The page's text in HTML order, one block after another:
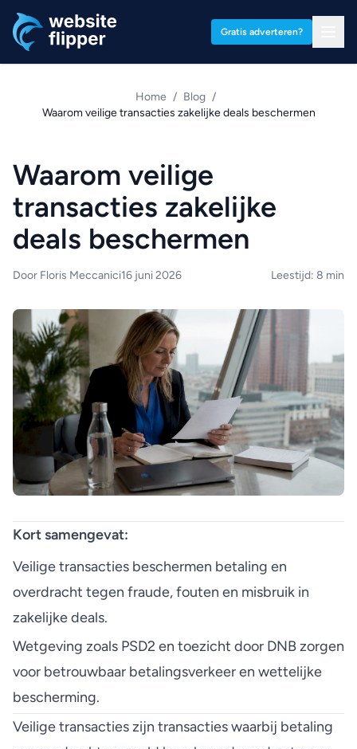
Gratis adverteren?
Home / Blog /
Waarom veilige transacties zakelijke deals beschermen
Waarom veilige
transacties zakelijke
deals beschermen
Door Floris Meccanici16 juni 2026 Leestijd: 8 min
Kort samengevat:
Veilige transacties beschermen betaling en
overdracht tegen fraude, fouten en misbruik in
zakelijke deals.
Wetgeving zoals PSD2 en toezicht door DNB zorgen
voor betrouwbaar betalingsverkeer en wettelijke
bescherming.
Veilige transacties zijn transacties waarbij betaling